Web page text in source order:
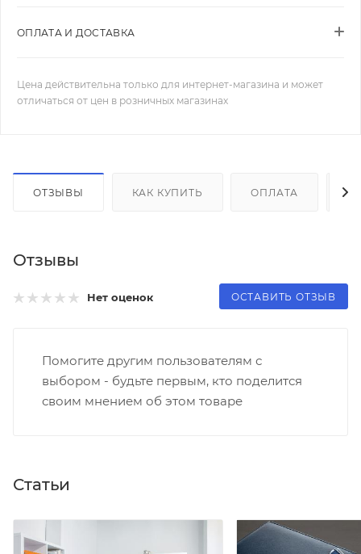
ОПЛАТА И ДОСТАВКА
Цена действительна только для интернет-магазина и может
отличаться от цен в розничных магазинах
ОТЗЫВЫ КАК КУПИТЬ ОПЛАТА
Отзывы
Нет оценок ОСТАВИТЬ ОТЗЫВ
Помогите другим пользователям с
выбором - будьте первым, кто поделится
своим мнением об этом товаре
Статьи